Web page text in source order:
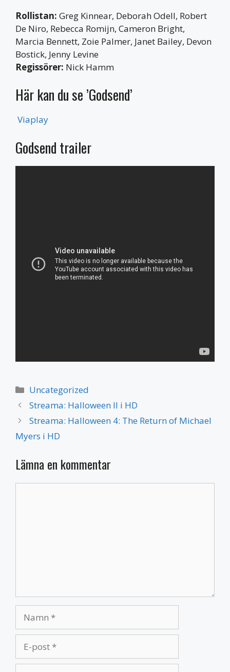
Rollistan: Greg Kinnear, Deborah Odell, Robert
De Niro, Rebecca Romijn, Cameron Bright,
Marcia Bennett, Zoie Palmer, Janet Bailey, Devon
Bostick, Jenny Levine
Regissörer: Nick Hamm
Här kan du se ’Godsend’
Viaplay
Godsend trailer
Kategorier
Uncategorized
Streama: Halloween II i HD
Streama: Halloween 4: The Return of Michael
Myers i HD
Lämna en kommentar
post